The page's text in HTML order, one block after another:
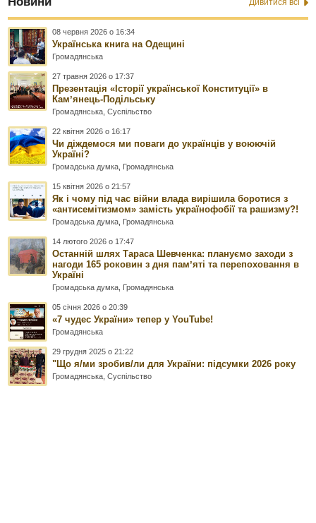
08 червня 2026 о 16:34
Українська книга на Одещині
Громадянська
27 травня 2026 о 17:37
Презентація «Історії української Конституції» в
Камʼянець-Подільську
Громадянська ,Суспільство
22 квітня 2026 о 16:17
Чи діждемося ми поваги до українців у воюючій
Україні?
Громадська думка Громадянська
15 квітня 2026 о 21:57
Як і чому під час війни влада вирішила боротися з
«антисемітизмом» замість українофобії та рашизму?!
Громадська думка Громадянська
14 лютого 2026 о 17:47
Останній шлях Тараса Шевченка: плануємо заходи з
нагоди 165 роковин з дня памʼяті та перепоховання в
Україні
Громадська думка Громадянська
05 січня 2026 о 20:39
«7 чудес України» тепер у YouTube!
Громадянська
29 грудня 2025 о 21:22
"Що я/ми зробив/ли для України: підсумки 2026 року
Громадянська ,Суспільство